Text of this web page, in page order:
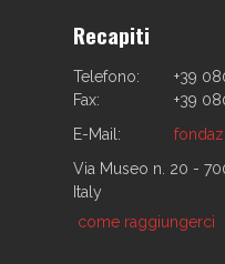
Recapiti
Telefono:
+39
Fax:
+39
E-Mail:
Via Museo n. 20 -
Italy
come raggiungerci